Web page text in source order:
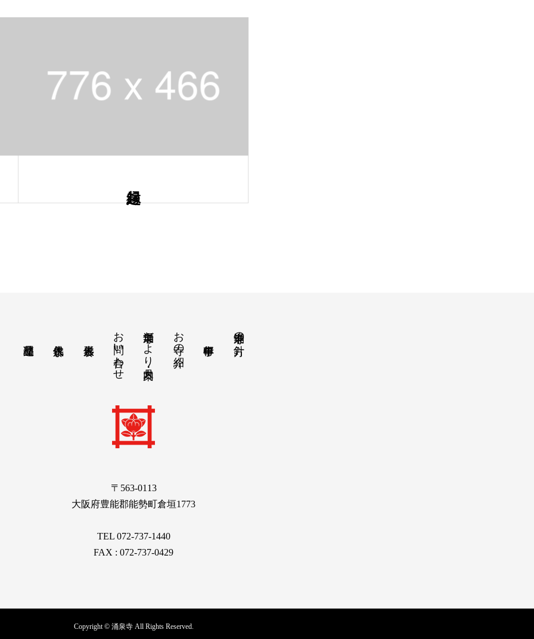
涌泉寺の方針
お寺の紹介
涌泉寺だより・月案内
お問い合わせ
〒563-0113
大阪府豊能郡能勢町倉垣1773
TEL 072-737-1440
FAX : 072-737-0429
Copyright © 涌泉寺 All Rights Reserved.